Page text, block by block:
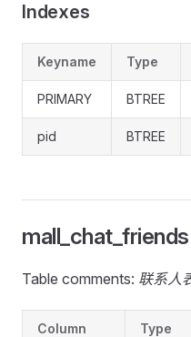
Indexes
Keyname Type
PRIMARY BTREE
pid BTREE
mall_chat_friends
Table comments: 联系人
Column Type